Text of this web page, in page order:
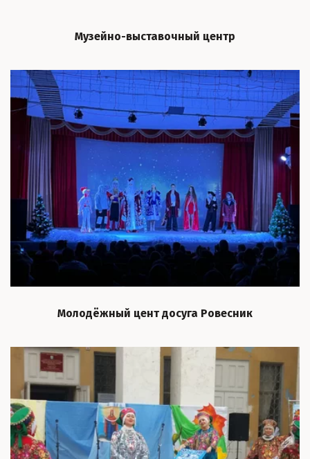
Музейно-выставочный центр
Молодёжный цент досуга Ровесник